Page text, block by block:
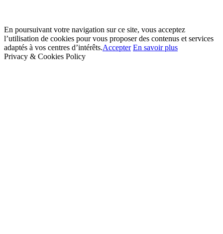
En poursuivant votre navigation sur ce site, vous acceptez
l’utilisation de cookies pour vous proposer des contenus et services
adaptés à vos centres d’intérêts.Accepter En savoir plus
Privacy & Cookies Policy